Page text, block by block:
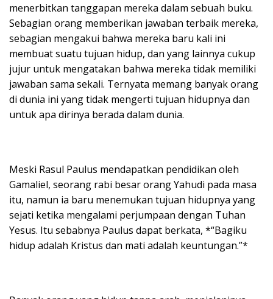
menerbitkan tanggapan mereka dalam sebuah buku.
Sebagian orang memberikan jawaban terbaik mereka,
sebagian mengakui bahwa mereka baru kali ini
membuat suatu tujuan hidup, dan yang lainnya cukup
jujur untuk mengatakan bahwa mereka tidak memiliki
jawaban sama sekali. Ternyata memang banyak orang
di dunia ini yang tidak mengerti tujuan hidupnya dan
untuk apa dirinya berada dalam dunia.
Meski Rasul Paulus mendapatkan pendidikan oleh
Gamaliel, seorang rabi besar orang Yahudi pada masa
itu, namun ia baru menemukan tujuan hidupnya yang
sejati ketika mengalami perjumpaan dengan Tuhan
Yesus. Itu sebabnya Paulus dapat berkata, *“Bagiku
hidup adalah Kristus dan mati adalah keuntungan.”*